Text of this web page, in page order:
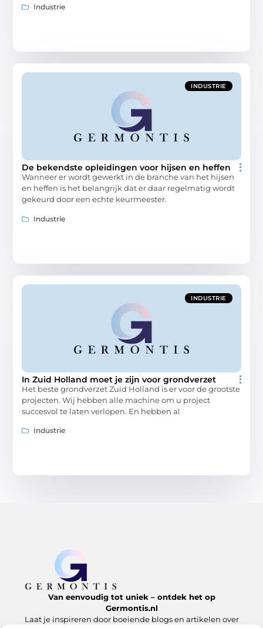
Industrie
INDUSTRIE
De bekendste opleidingen voor hijsen en heffen
Wanneer er wordt gewerkt in de branche van het hijsen
en heffen is het belangrijk dat er daar regelmatig wordt
gekeurd door een echte keurmeester.
Industrie
INDUSTRIE
In Zuid Holland moet je zijn voor grondverzet
Het beste grondverzet Zuid Holland is er voor de grootste
projecten. Wij hebben alle machine om u project
succesvol te laten verlopen. En hebben al
Industrie
Van eenvoudig tot uniek – ontdek het op
Germontis.nl
Laat je inspireren door boeiende blogs en artikelen over